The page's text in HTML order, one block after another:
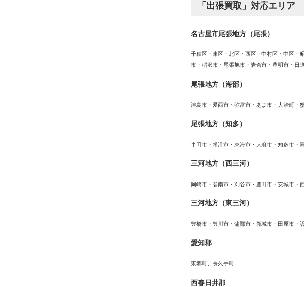
「出張買取」対応エリア
名古屋市尾張地方（尾張）
千種区・東区・北区・西区・中村区・中区・
市・稲沢市・尾張旭市・岩倉市・豊明市・日
尾張地方（海部）
津島市・愛西市・弥富市・あま市・大治町・
尾張地方（知多）
半田市・常滑市・東海市・大府市・知多市・
三河地方（西三河）
岡崎市・碧南市・刈谷市・豊田市・安城市・
三河地方（東三河）
豊橋市・豊川市・蒲郡市・新城市・田原市・
愛知郡
東郷町、長久手町
西春日井郡